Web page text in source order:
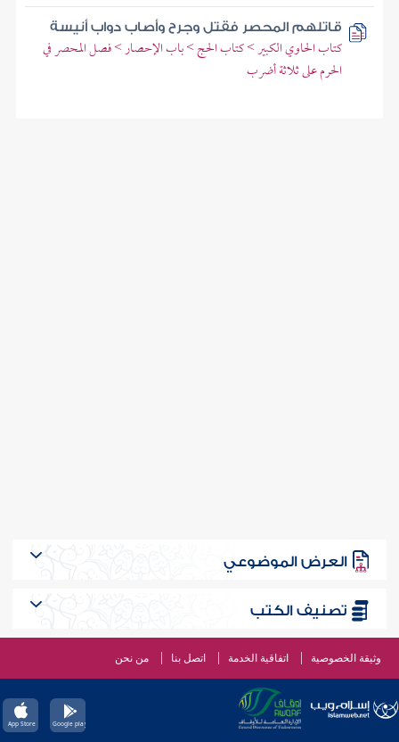
قاتلهم المحصر فقتل وجرح وأصاب دواب أنيسة
كتاب الحاوي الكبير > كتاب الحج > باب الإحصار > فصل المحصر في
الحرم على ثلاثة أضرب
العرض الموضوعي
تصنيف الكتب
وثيقة الخصوصية اتفاقية الخدمة اتصل بنا من نحن